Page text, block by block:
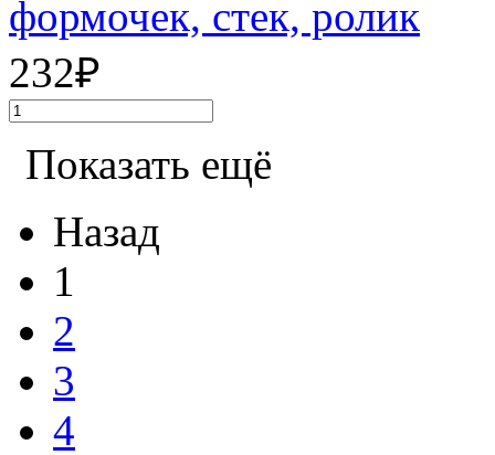
формочек, стек, ролик
232₽
Показать ещё
Назад
1
2
3
4